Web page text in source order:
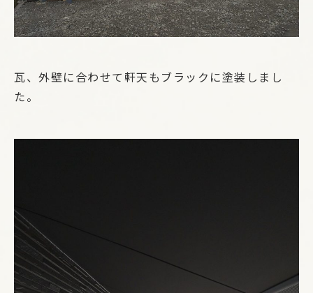
瓦、外壁に合わせて軒天もブラックに塗装しまし
た。